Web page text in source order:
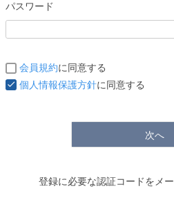
パスワード
会員規約に同意する
個人情報保護方針に同意する
次へ
登録に必要な認証コードをメ